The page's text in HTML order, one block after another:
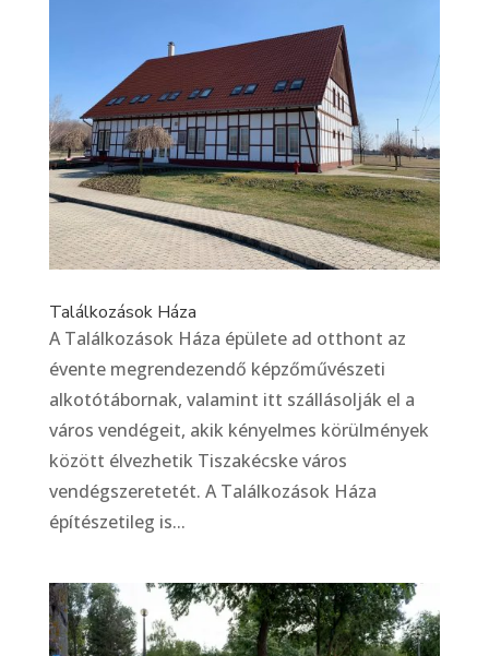
Találkozások Háza
A Találkozások Háza épülete ad otthont az
évente megrendezendő képzőművészeti
alkotótábornak, valamint itt szállásolják el a
város vendégeit, akik kényelmes körülmények
között élvezhetik Tiszakécske város
vendégszeretetét. A Találkozások Háza
építészetileg is...